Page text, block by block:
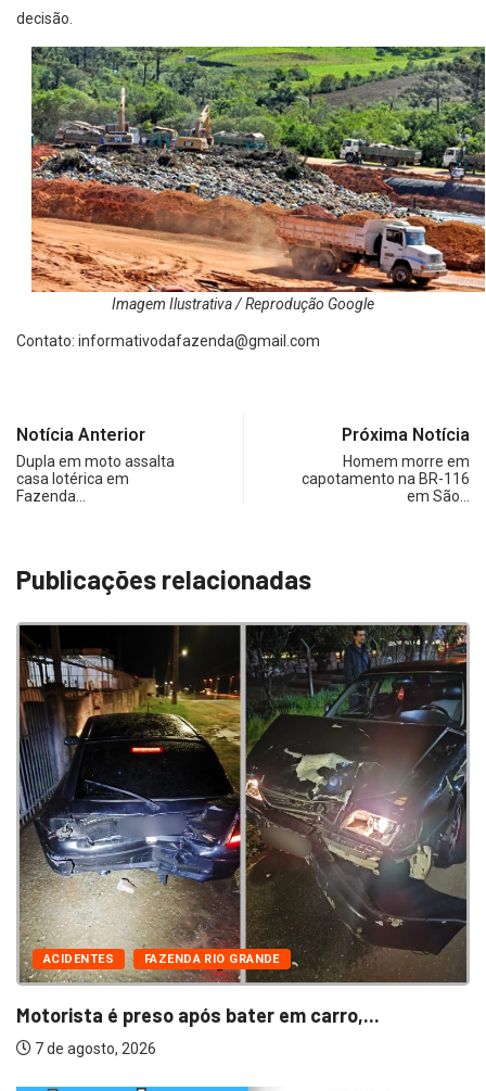
decisão.
Imagem Ilustrativa / Reprodução Google
Contato: informativodafazenda@gmail.com
Notícia Anterior
Dupla em moto assalta
casa lotérica em
Fazenda…
Próxima Notícia
Homem morre em
capotamento na BR-116
em São…
Publicações relacionadas
ACIDENTES FAZENDA RIO GRANDE
Motorista é preso após bater em carro,...
7 de agosto, 2026